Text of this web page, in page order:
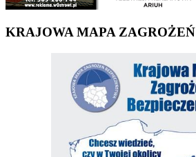
KRAJOWA MAPA ZAGROŻEŃ